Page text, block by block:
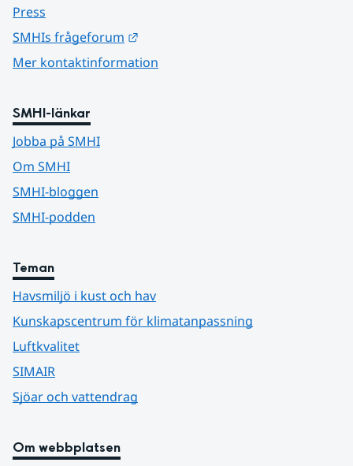
Press
SMHIs frågeforum
Mer kontaktinformation
SMHI-länkar
Jobba på SMHI
Om SMHI
SMHI-bloggen
SMHI-podden
Teman
Havsmiljö i kust och hav
Kunskapscentrum för klimatanpassning
Luftkvalitet
SIMAIR
Sjöar och vattendrag
Om webbplatsen